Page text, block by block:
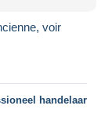
voir
handelaar